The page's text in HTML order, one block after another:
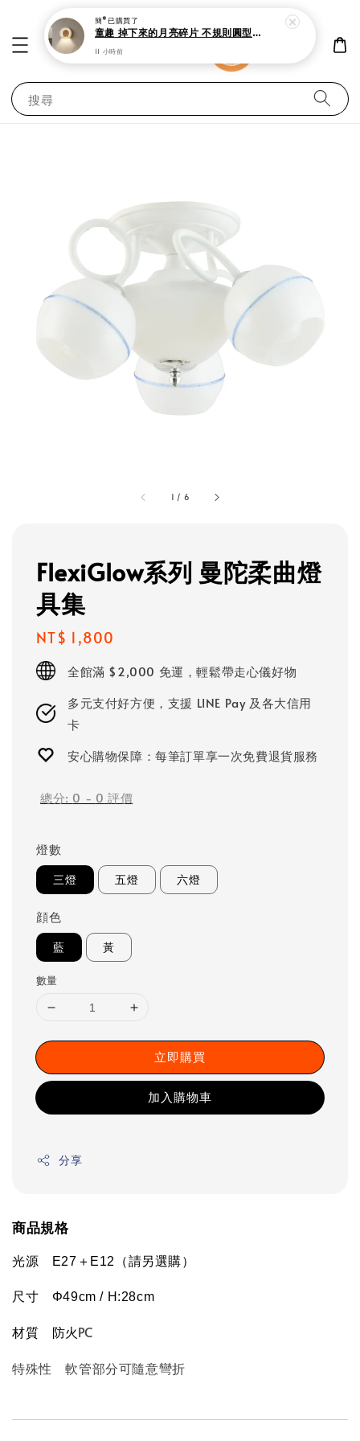
搜尋
1 / 6
FlexiGlow系列 曼陀柔曲燈
具集
Regular
price
NT$ 1,800
全館滿 $2,000 免運，輕鬆帶走心儀好物
多元支付好方便，支援 LINE Pay 及各大信用
卡
安心購物保障：每筆訂單享一次免費退貨服務
總分: 0 - 0 評價
燈數
三燈 五燈 六燈
顔色
藍 黃
數量
立即購買
加入購物車
分享
商品規格
光源　E27＋E12（請另選購）
尺寸　Φ49cm / H:28cm
材質 防火PC
特殊性 軟管部分可隨意彎折
簡*已購買了
童趣 掉下來的月亮碎片 不規則圓型溫暖柔光氣氛室內壁燈I
11 小時前